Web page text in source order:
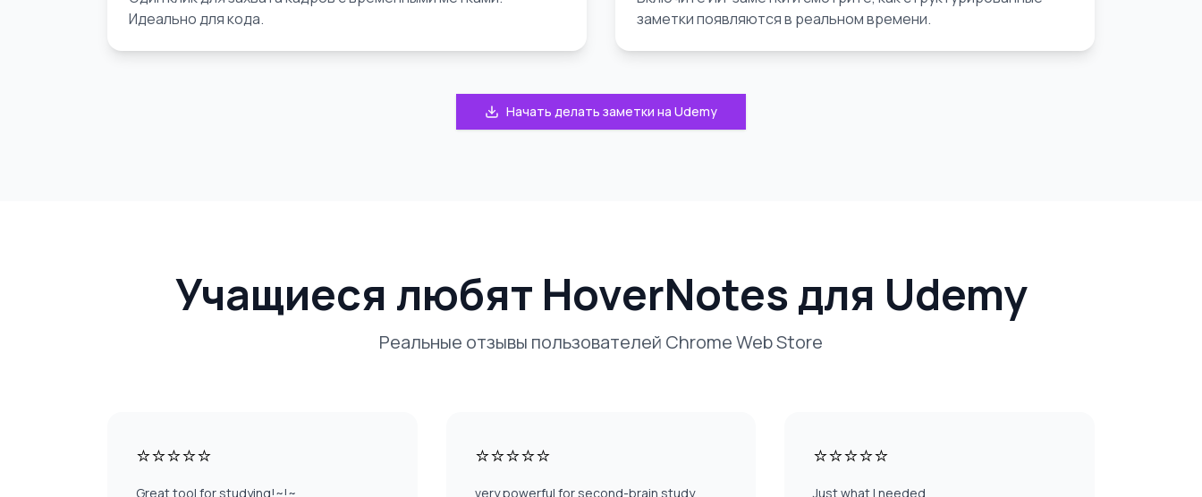
Идеально для кода.
заметки появляются в реальном времени.
Начать делать заметки на Udemy
Учащиеся любят HoverNotes для Udemy
Реальные отзывы пользователей Chrome Web Store
⭐⭐⭐⭐⭐
Great tool for studying!~!~
⭐⭐⭐⭐⭐
very powerful for second-brain study
⭐⭐⭐⭐⭐
Just what I needed